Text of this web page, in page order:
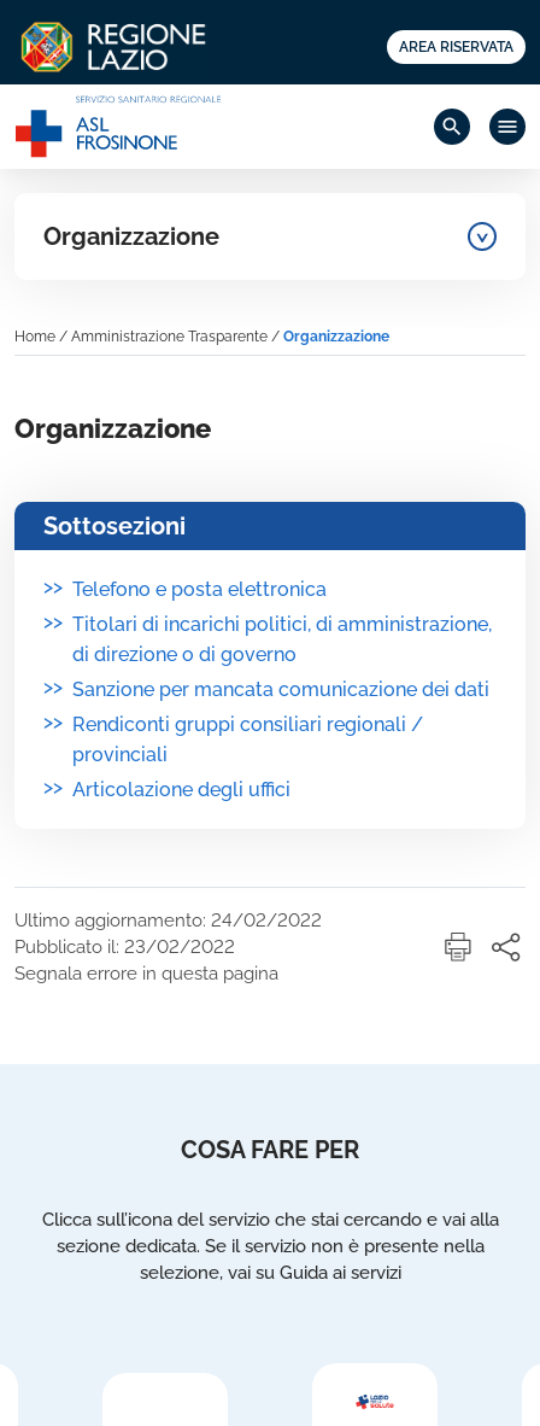
AREA RISERVATA
search menu
Organizzazione
Home / Amministrazione Trasparente / Organizzazione
Organizzazione
Sottosezioni
>> Telefono e posta elettronica
>> Titolari di incarichi politici, di amministrazione,
di direzione o di governo
>> Sanzione per mancata comunicazione dei dati
>> Rendiconti gruppi consiliari regionali /
provinciali
>> Articolazione degli uffici
Ultimo aggiornamento: 24/02/2022
Pubblicato il: 23/02/2022
Segnala errore in questa pagina
COSA FARE PER
Clicca sull’icona del servizio che stai cercando e vai alla
sezione dedicata. Se il servizio non è presente nella
selezione, vai su Guida ai servizi